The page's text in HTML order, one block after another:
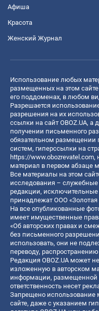
Афиша
Красота
Женский Журнал
Использование любых
размещенных на этом сайте
его поддоменах, в любом
Разрешается
разрешения на их
ссылки на сайт OBOZ.UA, а
получении письменного
обязательном размещении
систем, гиперссылки на
https://www.obozrevatel.com,
материал в первом абзаце
Все материалы на этом
исследования –
редакции,
принадлежат ООО «Золотая
На все опубликованные
имеет имущественные
«Об авторских правах и
без письменного
использовать, они не
переводу,
Редакция OBOZ.UA может
изложенную в авторском
информации, размещенной
ответственность несет
Запрещено использование
сайте, даже с указанием